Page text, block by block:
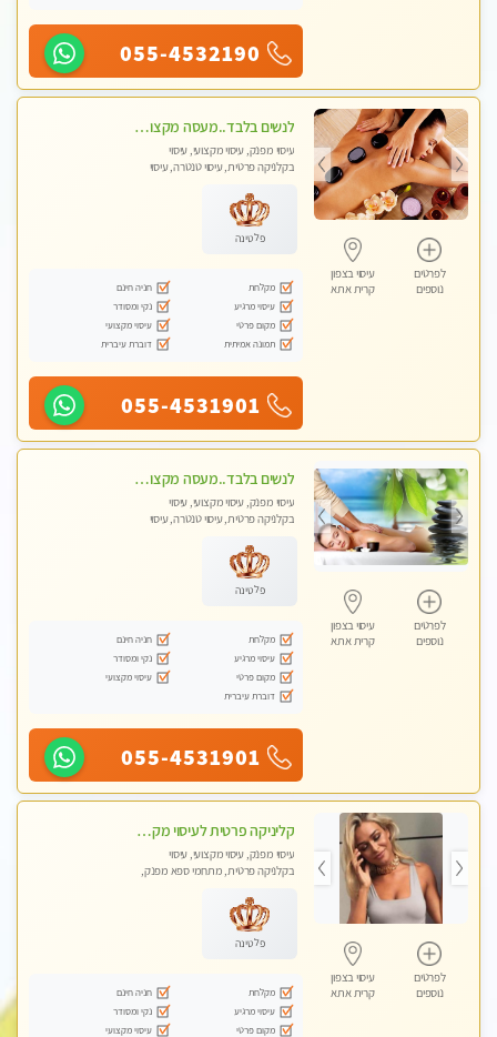
055-4532190
לפרטים
נוספים
עיסוי בצפון
קרית אתא
לנשים בלבד..מעסה מקצועי לנשים בלבד לעיסוי מרגיע ומפנק VIP-מומלץ לחלוטין! פרטי! ​​​​​​
עיסוי מפנק, עיסוי מקצועי, עיסוי
בקלניקה פרטית, עיסוי טנטרה, עיסוי
פלטינה
מקלחת
חניה חינם
עיסוי מרגיע
נקי ומסודר
מקום פרטי
עיסוי מקצועי
תמונה אמיתית
דוברת עיברית
055-4531901
לפרטים
נוספים
עיסוי בצפון
קרית אתא
לנשים בלבד..מעסה מקצועי לנשים בלבד
עיסוי מפנק, עיסוי מקצועי, עיסוי
בקלניקה פרטית, עיסוי טנטרה, עיסוי
פלטינה
מקלחת
חניה חינם
עיסוי מרגיע
נקי ומסודר
מקום פרטי
עיסוי מקצועי
דוברת עיברית
055-4531901
לפרטים
נוספים
עיסוי בצפון
קרית אתא
קליניקה פרטית לעיסוי מקצועי ואלטרנטיבי ברמה גבוהה VIP תתקשר ..... highly recommended..new in the city
עיסוי מפנק, עיסוי מקצועי, עיסוי
בקלניקה פרטית, מתחמי ספא מפנק,
טנטרה, עיסוי מגבר לגבר, עיסוי מגבר
לאישה
פלטינה
מקלחת
חניה חינם
עיסוי מרגיע
נקי ומסודר
מקום פרטי
עיסוי מקצועי